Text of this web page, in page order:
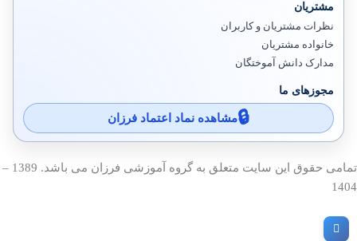
مشتریان
نظرات مشتریان و کاربران
خانواده مشتریان
مدارک دانش آموختگان
مجوزهای ما
مشاهده نماد اعتماد فرزان
تمامی حقوق این سایت متعلق به گروه آموزشی فرزان می باشد. 1389 –
1404